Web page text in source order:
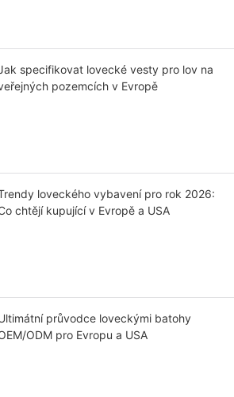
specifikovat lovecké vesty pro lov na
pozemcích v Evropě
loveckého vybavení pro rok 2026:
chtějí kupující v Evropě a USA
průvodce loveckými batohy
ODM pro Evropu a USA